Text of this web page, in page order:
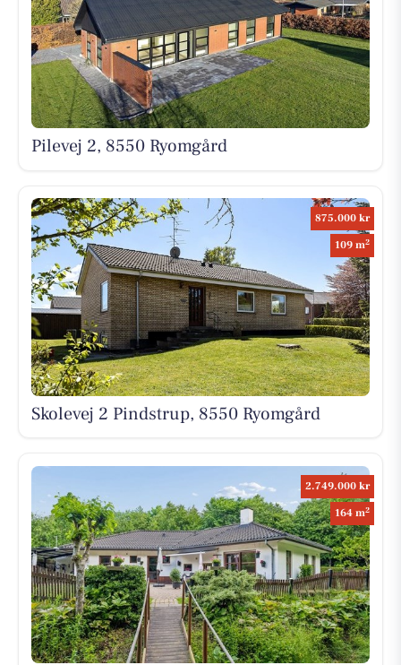
Pilevej 2, 8550 Ryomgård
875.000 kr
109 m2
Skolevej 2 Pindstrup, 8550 Ryomgård
2.749.000 kr
164 m2